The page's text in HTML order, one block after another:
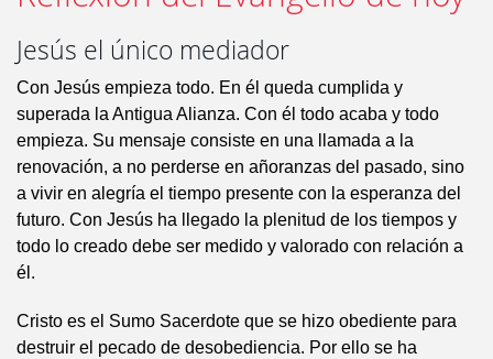
Jesús el único mediador
Con Jesús empieza todo. En él queda cumplida y
superada la Antigua Alianza. Con él todo acaba y todo
empieza. Su mensaje consiste en una llamada a la
renovación, a no perderse en añoranzas del pasado, sino
a vivir en alegría el tiempo presente con la esperanza del
futuro. Con Jesús ha llegado la plenitud de los tiempos y
todo lo creado debe ser medido y valorado con relación a
él.
Cristo es el Sumo Sacerdote que se hizo obediente para
destruir el pecado de desobediencia. Por ello se ha